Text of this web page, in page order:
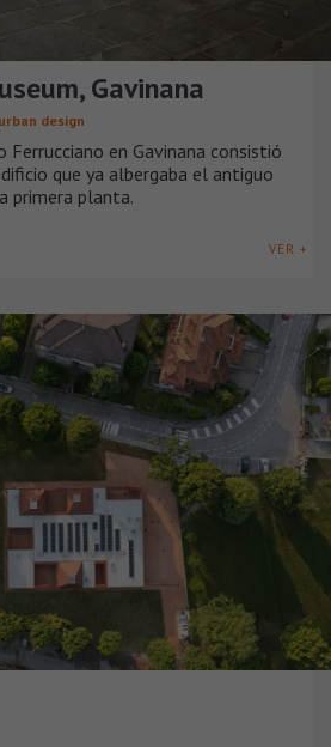
Gavinana
design
Ferrucciano en Gavinana consistió
que ya albergaba el antiguo
primera planta.
VER +